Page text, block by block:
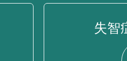
失智